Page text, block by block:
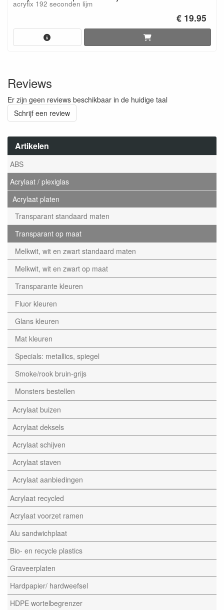
Artikelen
ABS
Acrylaat / plexiglas
Acrylaat platen
Transparant standaard maten
Transparant op maat
Melkwit, wit en zwart standaard maten
Melkwit, wit en zwart op maat
Transparante kleuren
Fluor kleuren
Glans kleuren
Mat kleuren
Specials: metallics, spiegel
Smoke/rook bruin-grijs
Monsters bestellen
Acrylaat buizen
Acrylaat deksels
Acrylaat schijven
Acrylaat staven
Acrylaat aanbiedingen
Acrylaat recycled
Acrylaat voorzet ramen
Alu sandwichplaat
Bio- en recycle plastics
Graveerplaten
Hardpapier/ hardweefsel
HDPE wortelbegrenzer
acryfix 192 seconden lijm
€ 19.95
Reviews
Er zijn geen reviews beschikbaar in de huidige taal
Schrijf een review